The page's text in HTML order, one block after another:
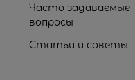
Часто задаваемые
вопросы
Статьи и советы